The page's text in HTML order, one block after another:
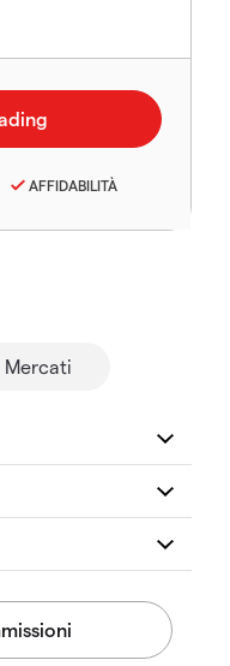
AFFIDABILITÀ
Mercati